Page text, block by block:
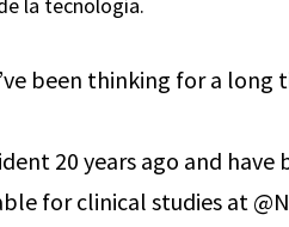
la tecnología.
been thinking for a
20 years ago and
for clinical studies at